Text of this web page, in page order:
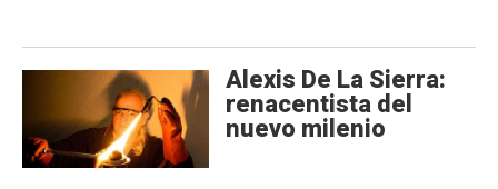
Alexis De La Sierra:
renacentista del
nuevo milenio